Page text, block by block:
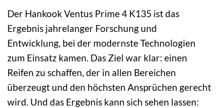
Der Hankook Ventus Prime 4 K135 ist das
Ergebnis jahrelanger Forschung und
Entwicklung, bei der modernste Technologien
zum Einsatz kamen. Das Ziel war klar: einen
Reifen zu schaffen, der in allen Bereichen
überzeugt und den höchsten Ansprüchen gerecht
wird. Und das Ergebnis kann sich sehen lassen: